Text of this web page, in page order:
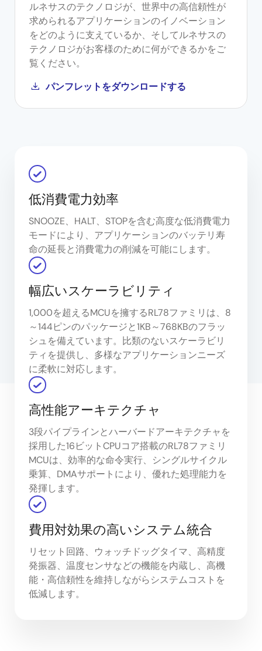
ルネサスのテクノロジが、世界中の高信頼性が
求められるアプリケーションのイノベーション
をどのように支えているか、そしてルネサスの
テクノロジがお客様のために何ができるかをご
覧ください。
パンフレットをダウンロードする
低消費電力効率
SNOOZE、HALT、STOPを含む高度な低消費電力
モードにより、アプリケーションのバッテリ寿
命の延長と消費電力の削減を可能にします。
幅広いスケーラビリティ
1,000を超えるMCUを擁するRL78ファミリは、8
～144ピンのパッケージと1KB～768KBのフラッ
シュを備えています。比類のないスケーラビリ
ティを提供し、多様なアプリケーションニーズ
に柔軟に対応します。
高性能アーキテクチャ
3段パイプラインとハーバードアーキテクチャを
採用した16ビットCPUコア搭載のRL78ファミリ
MCUは、効率的な命令実行、シングルサイクル
乗算、DMAサポートにより、優れた処理能力を
発揮します。
費用対効果の高いシステム統合
リセット回路、ウォッチドッグタイマ、高精度
発振器、温度センサなどの機能を内蔵し、高機
能・高信頼性を維持しながらシステムコストを
低減します。